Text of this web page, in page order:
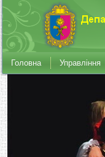
Головна Управління